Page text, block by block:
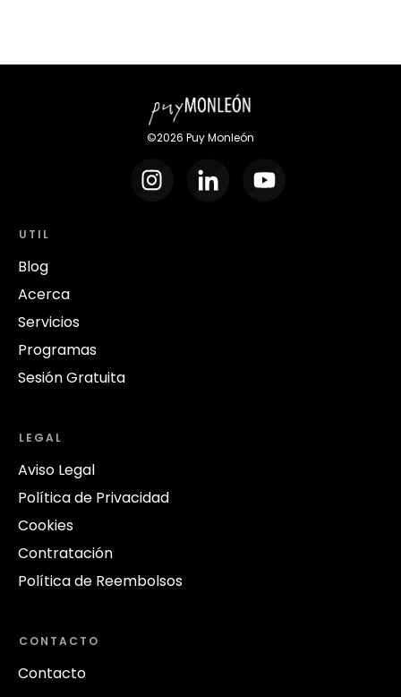
©2026 Puy Monleón
UTIL
Blog
Acerca
Servicios
Programas
Sesión Gratuita
LEGAL
Aviso Legal
Política de Privacidad
Cookies
Contratación
Política de Reembolsos
CONTACTO
Contacto